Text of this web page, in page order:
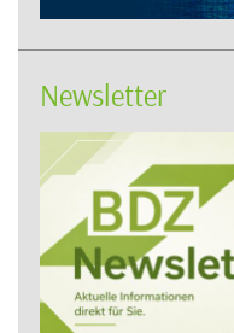
Newsletter